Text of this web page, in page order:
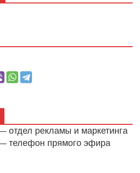
отдел рекламы и маркетинга
телефон прямого эфира